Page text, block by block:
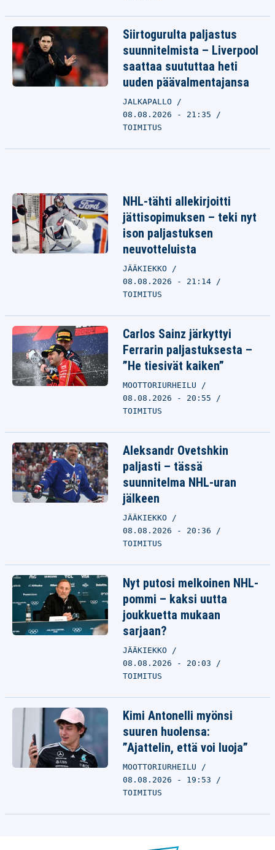
Siirtogurulta paljastus
suunnitelmista – Liverpool
saattaa suututtaa heti
uuden päävalmentajansa
JALKAPALLO
08.08.2026 - 21:35
TOIMITUS
NHL-tähti allekirjoitti
jättisopimuksen – teki nyt
ison paljastuksen
neuvotteluista
JÄÄKIEKKO
08.08.2026 - 21:14
TOIMITUS
Carlos Sainz järkyttyi
Ferrarin paljastuksesta –
”He tiesivät kaiken”
MOOTTORIURHEILU
08.08.2026 - 20:55
TOIMITUS
Aleksandr Ovetshkin
paljasti – tässä
suunnitelma NHL-uran
jälkeen
JÄÄKIEKKO
08.08.2026 - 20:36
TOIMITUS
Nyt putosi melkoinen NHL-
pommi – kaksi uutta
joukkuetta mukaan
sarjaan?
JÄÄKIEKKO
08.08.2026 - 20:03
TOIMITUS
Kimi Antonelli myönsi
suuren huolensa:
”Ajattelin, että voi luoja”
MOOTTORIURHEILU
08.08.2026 - 19:53
TOIMITUS